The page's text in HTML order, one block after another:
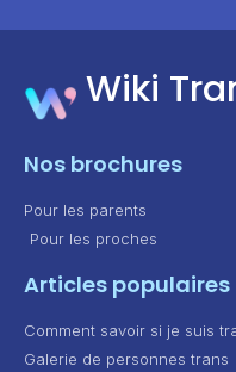
Wiki
Nos brochures
Pour les parents
Pour les proches
Articles populaires
Comment savoir si je suis
Galerie de personnes trans